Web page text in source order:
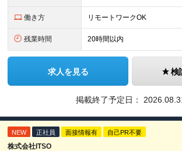
働き方 リモートワークOK
残業時間 20時間以内
求人を見る 検
掲載終了予定日：
NEW 正社員 面接情報有 自己PR不要
株式会社ITSO